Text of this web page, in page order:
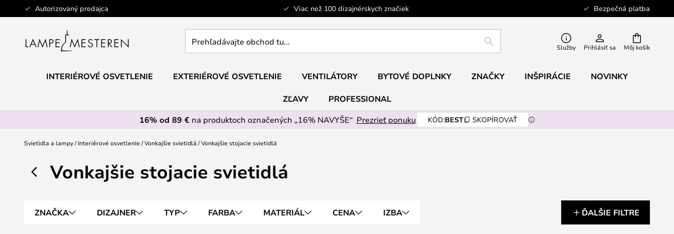
Autorizovaný predajca Viac než 100 dizajnérskych značiek Bezpečná platba
Skip
to
Môj košík
obchod
HĽADAŤ Služby Prihlásiť sa
INTERIÉROVÉ OSVETLENIE EXTERIÉROVÉ OSVETLENIE VENTILÁTORY BYTOVÉ DOPLNKY ZNAČKY INŠPIRÁCIE NOVINKY
ZĽAVY
PROFESSIONAL
16% od 89 €na produktoch označených „16% NAVYŠE“ Prezrieť ponuku KÓD:BEST SKOPÍROVAŤ
Svietidla a lampy Interiérové osvetlenie Vonkajšie svietidlá Vonkajšie stojacie svietidlá
Vonkajšie stojacie svietidlá
ZNAČKA DIZAJNER TYP FARBA MATERIÁL CENA IZBA ĎALŠIE FILTRE